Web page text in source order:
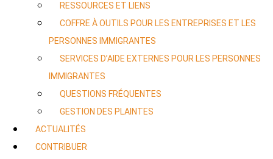
RESSOURCES ET LIENS
COFFRE À OUTILS POUR LES ENTREPRISES ET LES
PERSONNES IMMIGRANTES
SERVICES D’AIDE EXTERNES POUR LES PERSONNES
IMMIGRANTES
QUESTIONS FRÉQUENTES
GESTION DES PLAINTES
ACTUALITÉS
CONTRIBUER